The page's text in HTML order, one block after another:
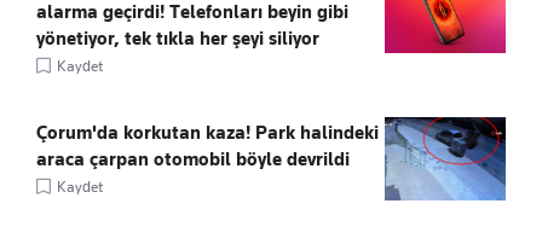
alarma geçirdi! Telefonları beyin gibi
yönetiyor, tek tıkla her şeyi siliyor
Kaydet
Çorum'da korkutan kaza! Park halindeki
araca çarpan otomobil böyle devrildi
Kaydet